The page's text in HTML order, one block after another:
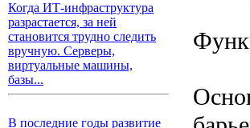
Когда ИТ-инфраструктура
разрастается, за ней
становится трудно следить
вручную. Серверы,
виртуальные машины,
базы...
В последние годы развитие